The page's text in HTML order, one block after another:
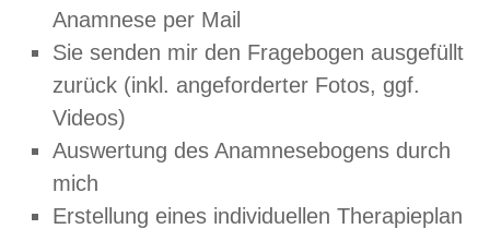
Anamnese per Mail
Sie senden mir den Fragebogen ausgefüllt
zurück (inkl. angeforderter Fotos, ggf.
Videos)
Auswertung des Anamnesebogens durch
mich
Erstellung eines individuellen Therapieplan